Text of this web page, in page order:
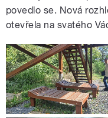
povedlo se. Nová
otevřela na svatého